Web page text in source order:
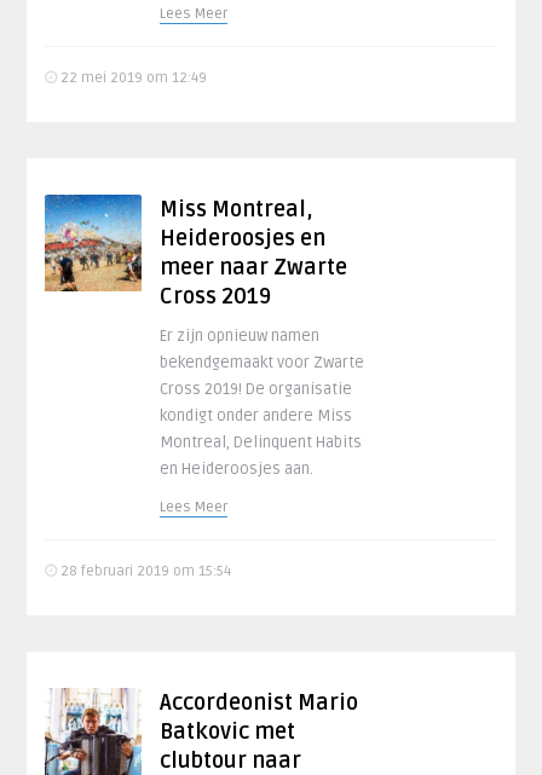
Lees Meer
22 mei 2019 om 12:49
Miss Montreal,
Heideroosjes en
meer naar Zwarte
Cross 2019
Er zijn opnieuw namen
bekendgemaakt voor Zwarte
Cross 2019! De organisatie
kondigt onder andere Miss
Montreal, Delinquent Habits
en Heideroosjes aan.
Lees Meer
28 februari 2019 om 15:54
Accordeonist Mario
Batkovic met
clubtour naar